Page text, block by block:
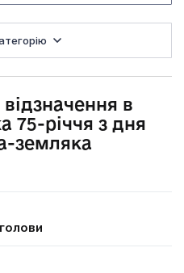
в
75-річчя з дня
земляка